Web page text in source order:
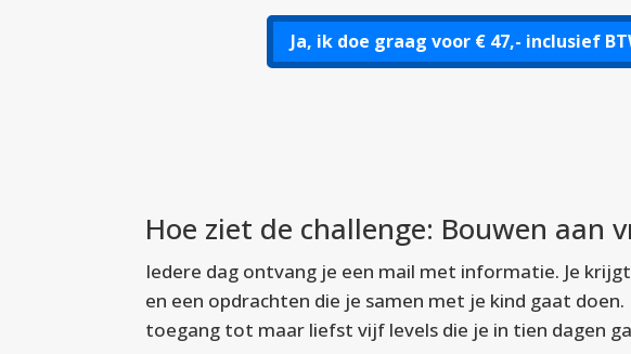
Ja, ik doe graag voor € 47,- inclusief
Hoe ziet de challenge: Bouwen aan
Iedere dag ontvang je een mail met informatie. Je
en een opdrachten die je samen met je kind gaat
toegang tot maar liefst vijf levels die je in tien dagen